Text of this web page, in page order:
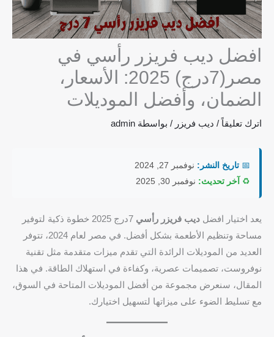
افضل ديب فريزر رأسي في
مصر(7درج) 2025: الأسعار،
الضمان، وأفضل الموديلات
اترك تعليقاً / ديب فريزر / بواسطة admin
📅 تاريخ النشر: نوفمبر 27, 2024
♻️ آخر تحديث: نوفمبر 30, 2025
يعد اختيار افضل ديب فريزر رأسي
7درج 2025 خطوة ذكية لتوفير
مساحة وتنظيم الأطعمة بشكل أفضل. في مصر لعام 2024، تتوفر
العديد من الموديلات الرائدة التي تقدم ميزات متقدمة مثل تقنية
نوفروست، تصميمات عصرية، وكفاءة في استهلاك الطاقة. في هذا
المقال، سنعرض مجموعة من أفضل الموديلات المتاحة في السوق،
مع تسليط الضوء على ميزاتها لتسهيل اختيارك.